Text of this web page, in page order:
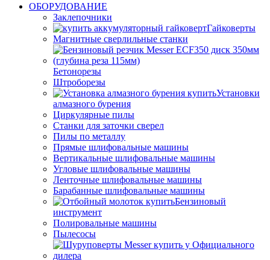
ОБОРУДОВАНИЕ
Заклепочники
Гайковерты
Магнитные сверлильные станки
Бетонорезы
Штроборезы
Установки
алмазного бурения
Циркулярные пилы
Станки для заточки сверел
Пилы по металлу
Прямые шлифовальные машины
Вертикальные шлифовальные машины
Угловые шлифовальные машины
Ленточные шлифовальные машины
Барабанные шлифовальные машины
Бензиновый
инструмент
Полировальные машины
Пылесосы